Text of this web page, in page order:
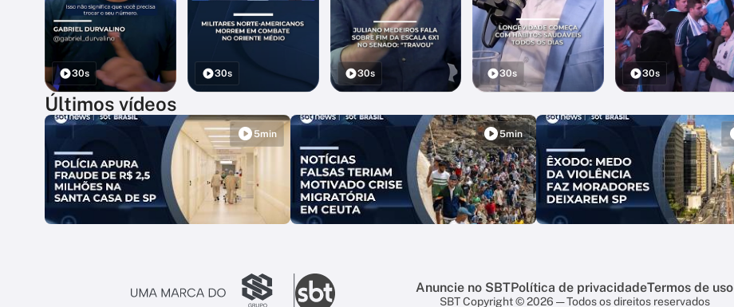
30s 30s 30s 30s 30s
Últimos vídeos
5min 5min
Anuncie no SBTPolítica de privacidadeTermos de uso
SBT Copyright © 2026 — Todos os direitos reservados